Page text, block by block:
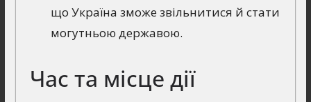
що Україна зможе звільнитися й стати
могутньою державою.
Час та місце дії